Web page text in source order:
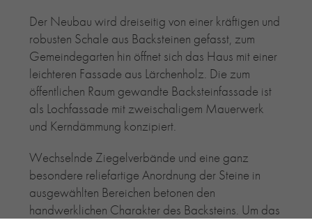
Der Neubau wird dreiseitig von einer kräftigen und
robusten Schale aus Backsteinen gefasst, zum
Gemeindegarten hin öffnet sich das Haus mit einer
leichteren Fassade aus Lärchenholz. Die zum
öffentlichen Raum gewandte Backsteinfassade ist
als Lochfassade mit zweischaligem Mauerwerk
und Kerndämmung konzipiert.
Wechselnde Ziegelverbände und eine ganz
besondere reliefartige Anordnung der Steine in
ausgewählten Bereichen betonen den
handwerklichen Charakter des Backsteins. Um das